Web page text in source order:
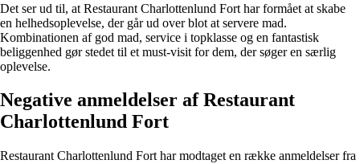
Det ser ud til, at Restaurant Charlottenlund Fort har formået at skabe
en helhedsoplevelse, der går ud over blot at servere mad.
Kombinationen af god mad, service i topklasse og en fantastisk
beliggenhed gør stedet til et must-visit for dem, der søger en særlig
oplevelse.
Negative anmeldelser af Restaurant
Charlottenlund Fort
Restaurant Charlottenlund Fort har modtaget en række anmeldelser fra